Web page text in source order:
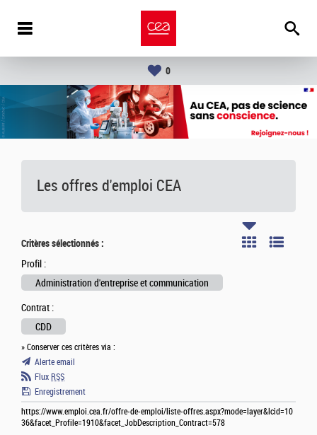
0
Les offres d'emploi CEA
Critères sélectionnés :
Profil :
Administration d'entreprise et communication
Contrat :
CDD
» Conserver ces critères via :
Alerte email
Flux RSS
Enregistrement
https://www.emploi.cea.fr/offre-de-emploi/liste-offres.aspx?mode=layer&lcid=10
36&facet_Profile=1910&facet_JobDescription_Contract=578